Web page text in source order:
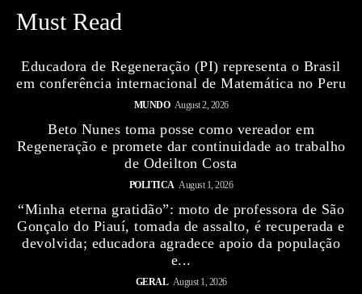
Must Read
Educadora de Regeneração (PI) representa o Brasil
em conferência internacional de Matemática no Peru
MUNDO August 2, 2026
Beto Nunes toma posse como vereador em
Regeneração e promete dar continuidade ao trabalho
de Odeilton Costa
POLITICA August 1, 2026
“Minha eterna gratidão”: moto de professora de São
Gonçalo do Piauí, tomada de assalto, é recuperada e
devolvida; educadora agradece apoio da população
e...
GERAL August 1, 2026